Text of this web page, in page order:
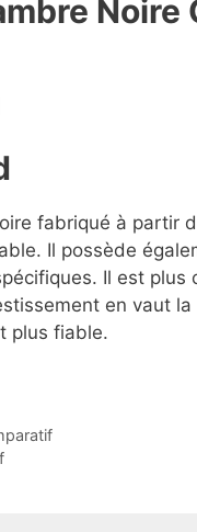
Noire
fabriqué à partir
Il possède
Il est plus
en vaut
plus fiable.